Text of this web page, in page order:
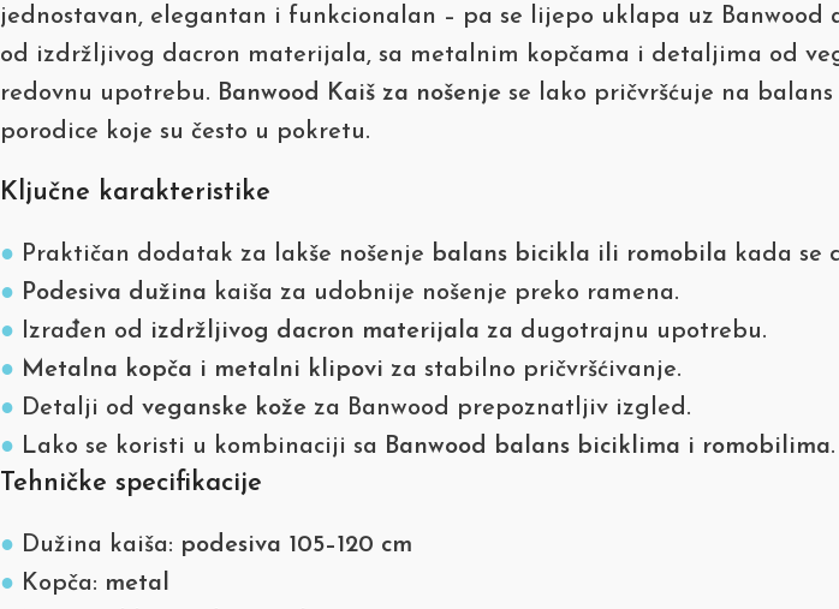
jednostavan, elegantan i funkcionalan – pa se lijepo uklapa uz
od izdržljivog dacron materijala, sa metalnim kopčama i detaljima od
redovnu upotrebu. Banwood Kaiš za nošenje se lako pričvršćuje na
porodice koje su često u pokretu.
Ključne karakteristike
● Praktičan dodatak za lakše nošenje balans bicikla ili romobila kada se
● Podesiva dužina kaiša za udobnije nošenje preko ramena.
● Izrađen od izdržljivog dacron materijala za dugotrajnu upotrebu.
● Metalna kopča i metalni klipovi za stabilno pričvršćivanje.
● Detalji od veganske kože za Banwood prepoznatljiv izgled.
● Lako se koristi u kombinaciji sa Banwood balans biciklima i romobilima.
Tehničke specifikacije
● Dužina kaiša: podesiva 105–120 cm
● Kopča: metal